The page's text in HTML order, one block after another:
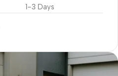
1-3 Days